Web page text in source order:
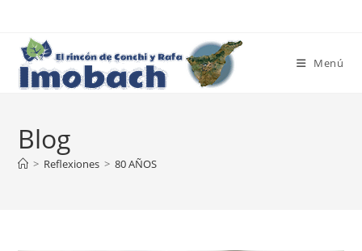
contenido
Menú
Blog
> Reflexiones > 80 AÑOS